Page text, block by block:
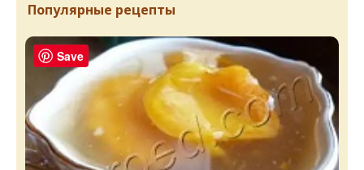
Популярные рецепты
Save